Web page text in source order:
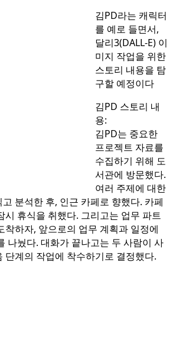
김PD라는 캐릭터
를 예로 들면서,
달리3(DALL-E) 이
미지 작업을 위한
스토리 내용을 탐
구할 예정이다
김PD 스토리 내
용:
김PD는 중요한
프로젝트 자료를
수집하기 위해 도
서관에 방문했다.
여러 주제에 대한
분석한 후, 인근 카페로 향했다. 카페
시 휴식을 취했다. 그리고는 업무 파트
착하자, 앞으로의 업무 계획과 일정에
나눴다. 대화가 끝나고는 두 사람이 사
단계의 작업에 착수하기로 결정했다.